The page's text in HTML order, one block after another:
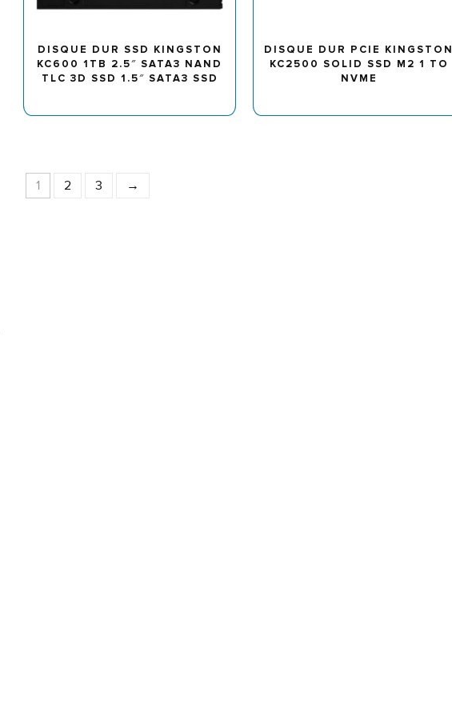
DISQUE DUR SSD KINGSTON
KC600 1TB 2.5″ SATA3 NAND
TLC 3D SSD 1.5″ SATA3 SSD
DISQUE DUR PCIE KINGSTON
KC2500 SOLID SSD M2 1 TO
NVME
1 2 3 →